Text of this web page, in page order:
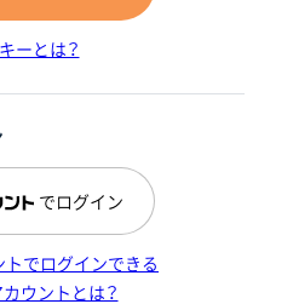
ーとは？
でログイン
トでログインできる
ウントとは？